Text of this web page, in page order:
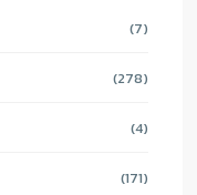
(7)
(278)
(4)
(171)